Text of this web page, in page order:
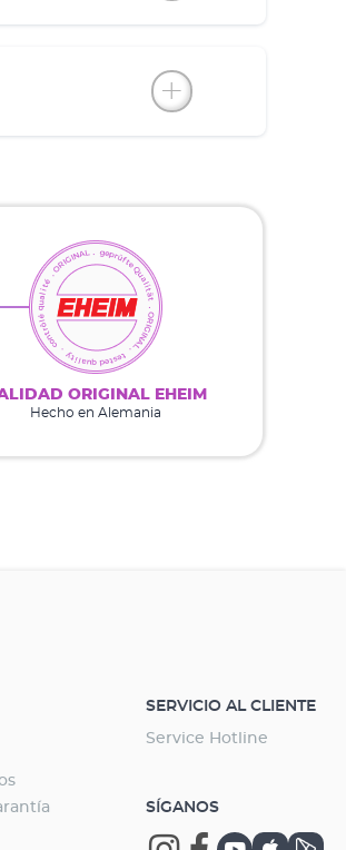
ORIGINAL EHEIM
Hecho en Alemania
SERVICIO AL CLIENTE
Service Hotline
SÍGANOS